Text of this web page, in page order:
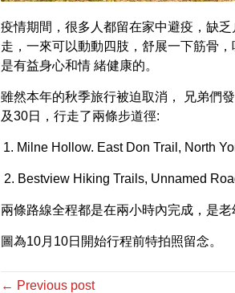
疫情期間，很多人都留在家中避疫，缺
走，一來可以動動四肢，舒展一下筋骨
是有益身心和情 緒健康的。
雖然本年的秋季旅行被迫取消， 兄弟們
及30日，行走了兩條步道徑:
Milne Hollow. East Don Trail, North
2. Bestview Hiking Trails, Unnamed
兩條路線全程都是在兩小時內完成，是老
圖為10月10日開始行程前特拍照留念。
← Previous post